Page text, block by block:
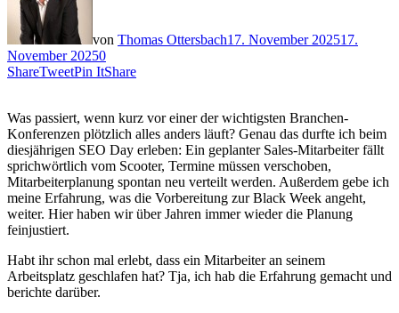
von Thomas Ottersbach17. November 202517.
November 20250
ShareTweetPin ItShare
Was passiert, wenn kurz vor einer der wichtigsten Branchen-
Konferenzen plötzlich alles anders läuft? Genau das durfte ich beim
diesjährigen SEO Day erleben: Ein geplanter Sales-Mitarbeiter fällt
sprichwörtlich vom Scooter, Termine müssen verschoben,
Mitarbeiterplanung spontan neu verteilt werden. Außerdem gebe ich
meine Erfahrung, was die Vorbereitung zur Black Week angeht,
weiter. Hier haben wir über Jahren immer wieder die Planung
feinjustiert.
Habt ihr schon mal erlebt, dass ein Mitarbeiter an seinem
Arbeitsplatz geschlafen hat? Tja, ich hab die Erfahrung gemacht und
berichte darüber.